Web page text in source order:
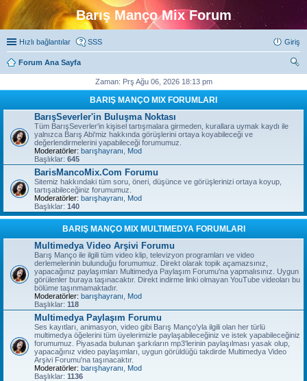
Barış Manço Mix Forum
Hızlı bağlantılar SSS Giriş
Forum Ana Sayfa
Zaman: Prş Ağu 06, 2026 18:13 pm
BARIŞ MANÇO MIX FORUMLARI
BarışSeverler'in Buluşma Noktası
Tüm BarışSeverler'in kişisel tartışmalara girmeden, kurallara uymak kaydı ile
yalnızca Barış Abi'miz hakkında görüşlerini ortaya koyabileceği ve
değerlendirmelerini yapabileceği forumumuz.
Moderatörler: barışhayranı
Mod
Başlıklar: 645
BarisMancoMix.Com Forumu
Sitemiz hakkındaki tüm soru, öneri, düşünce ve görüşlerinizi ortaya koyup,
tartışabileceğiniz forumumuz.
Moderatörler: barışhayranı
Mod
Başlıklar: 140
BARIŞ MANÇO MIX MULTIMEDYA FORUMLARI
Multimedya Video Arşivi Forumu
Barış Manço ile ilgili tüm video klip, televizyon programları ve video
derlemelerinin bulunduğu forumumuz. Direkt olarak topik açamazsınız,
yapacağınız paylaşımları Multimedya Paylaşım Forumu'na yapmalısınız. Uygun
görülenler buraya taşınacaktır. Direkt indirme linki olmayan YouTube videoları bu
bölüme taşınmamaktadır.
Moderatörler: barışhayranı
Mod
Başlıklar: 118
Multimedya Paylaşım Forumu
Ses kayıtları, animasyon, video gibi Barış Manço'yla ilgili olan her türlü
multimedya öğelerini tüm üyelerimizle paylaşabileceğiniz ve istek yapabileceğiniz
forumumuz. Piyasada bulunan şarkıların mp3'lerinin paylaşılması yasak olup,
yapacağınız video paylaşımları, uygun görüldüğü takdirde Multimedya Video
Arşivi Forumu'na taşınacaktır.
Moderatörler: barışhayranı
Mod
Başlıklar: 1136